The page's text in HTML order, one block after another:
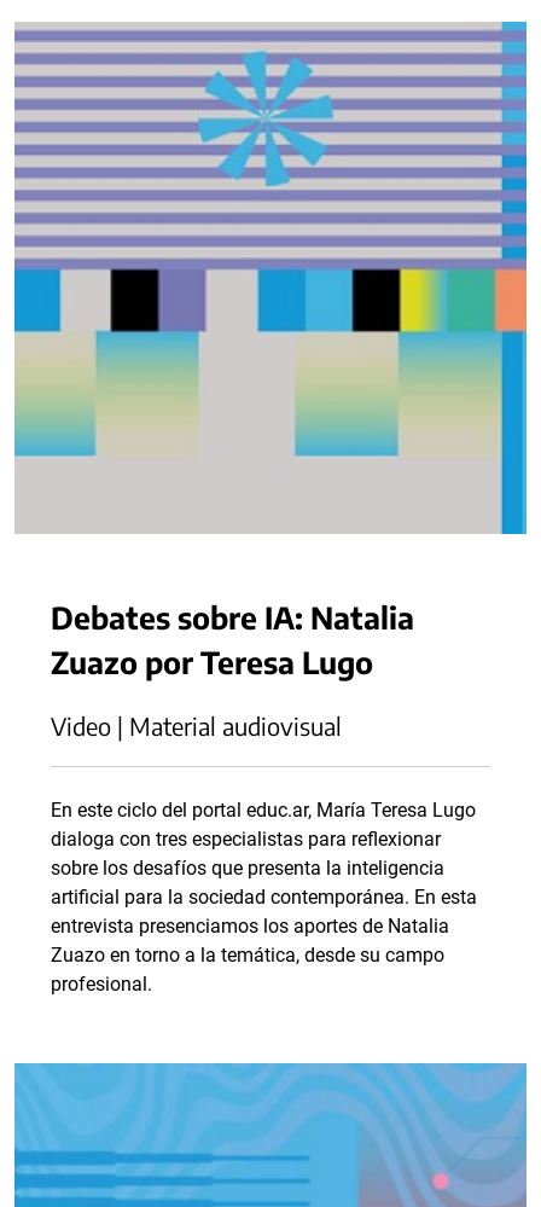
Debates sobre IA: Natalia
Zuazo por Teresa Lugo
Video | Material audiovisual
En este ciclo del portal educ.ar, María Teresa Lugo
dialoga con tres especialistas para reflexionar
sobre los desafíos que presenta la inteligencia
artificial para la sociedad contemporánea. En esta
entrevista presenciamos los aportes de Natalia
Zuazo en torno a la temática, desde su campo
profesional.